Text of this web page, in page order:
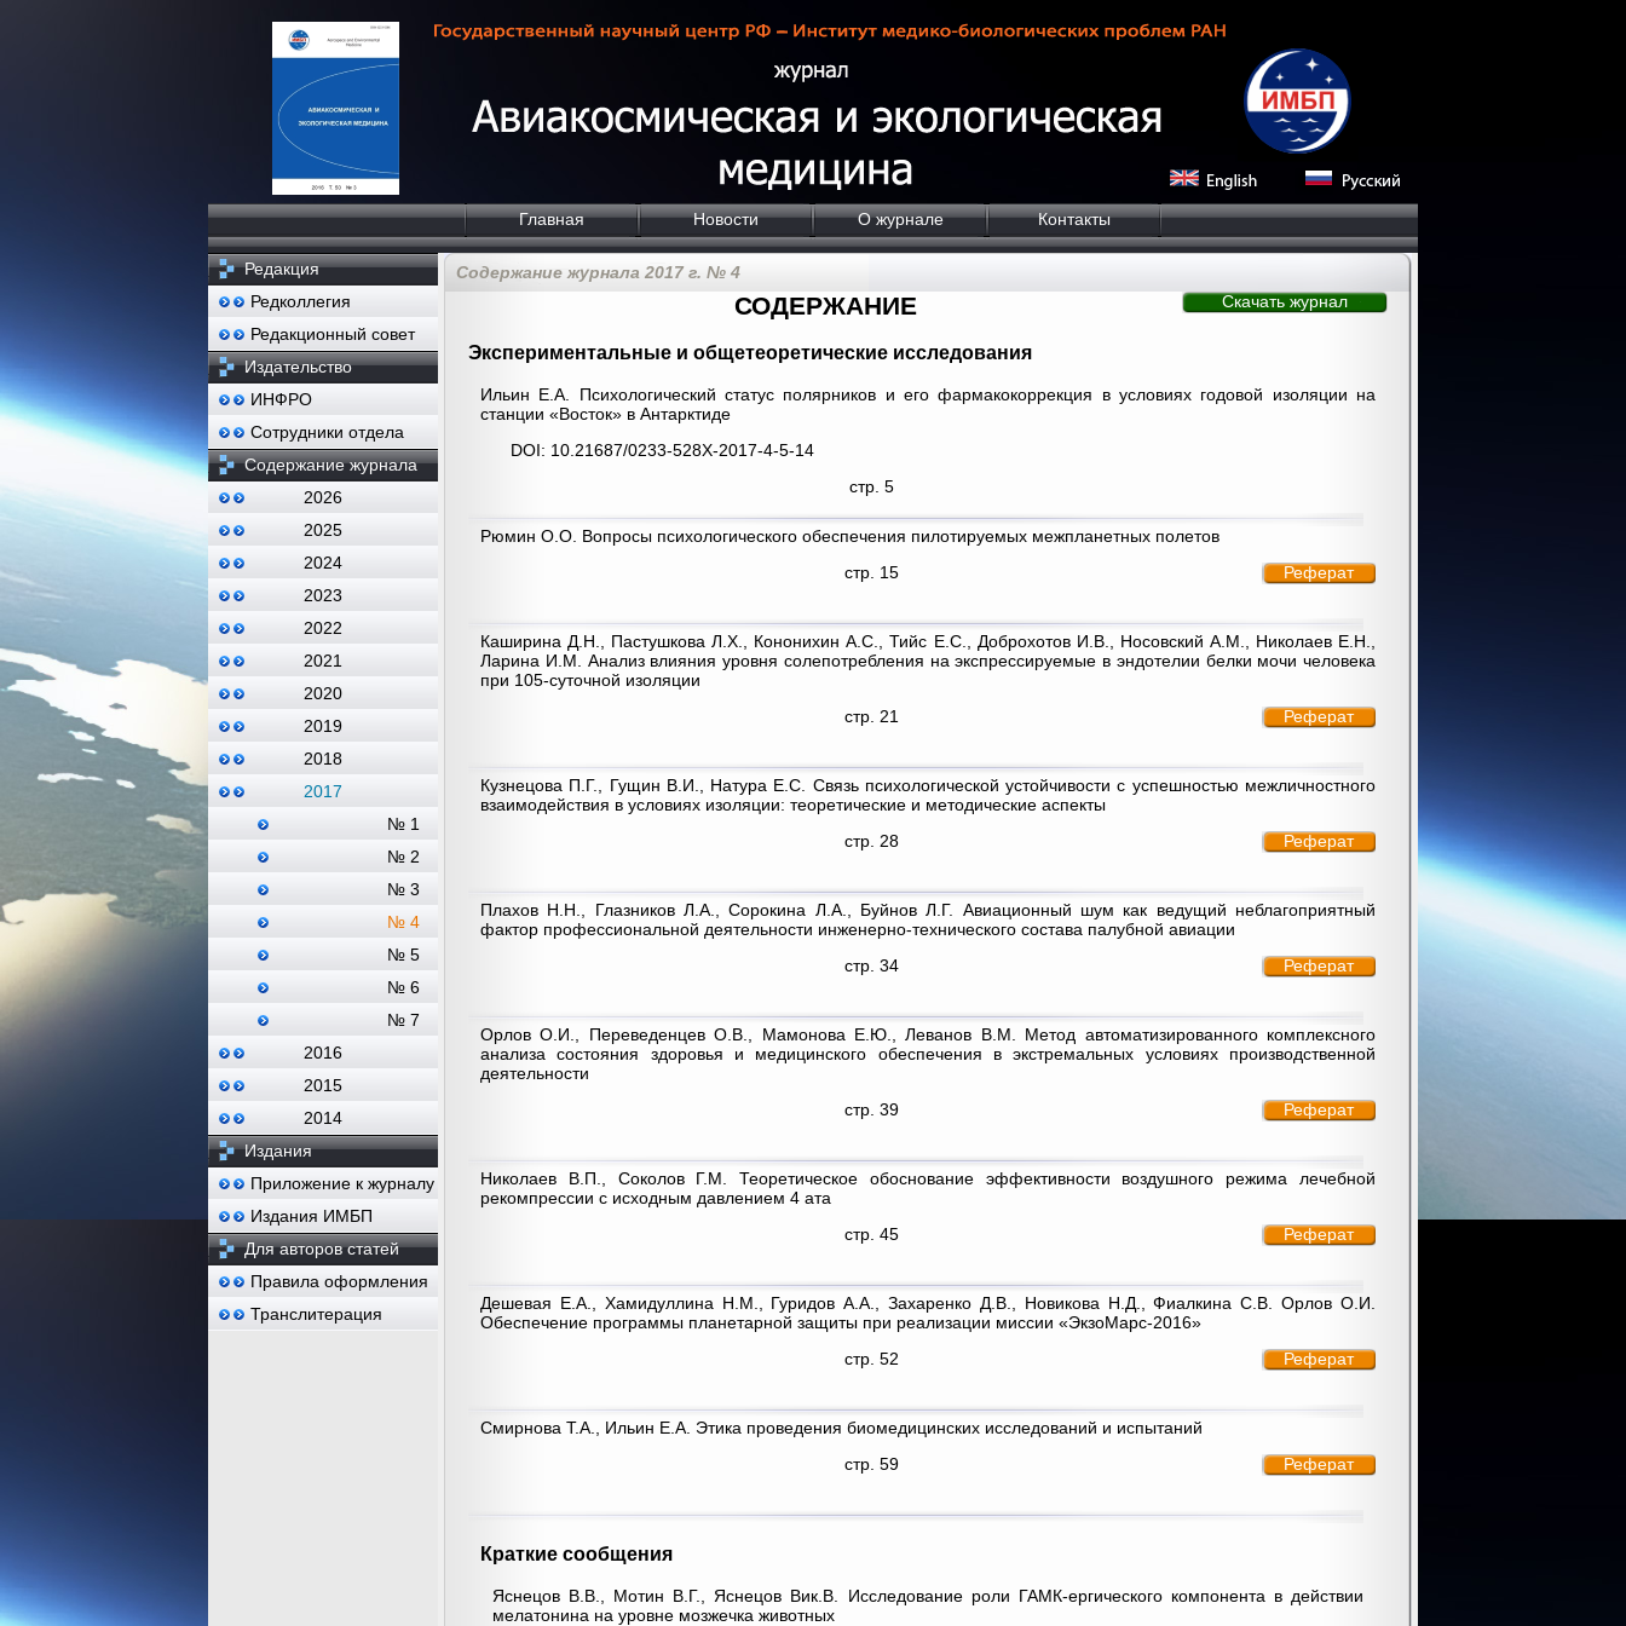
Главная Новости О журнале Контакты
Редакция
Редколлегия
Редакционный совет
Издательство
ИНФРО
Сотрудники отдела
Содержание журнала
2026
2025
2024
2023
2022
2021
2020
2019
2018
2017
№ 1
№ 2
№ 3
№ 4
№ 5
№ 6
№ 7
2016
2015
2014
Издания
Приложение к журналу
Издания ИМБП
Для авторов статей
Правила оформления
Транслитерация
Содержание журнала 2017 г. № 4
Скачать журнал
СОДЕРЖАНИЕ
Экспериментальные и общетеоретические исследования
Ильин Е.А. Психологический статус полярников и его фармакокоррекция в условиях годовой изоляции на
станции «Восток» в Антарктиде
DOI: 10.21687/0233-528X-2017-4-5-14
стр. 5
Рюмин О.О. Вопросы психологического обеспечения пилотируемых межпланетных полетов
Реферат
стр. 15
Каширина Д.Н., Пастушкова Л.Х., Кононихин А.С., Тийс Е.С., Доброхотов И.В., Носовский А.М., Николаев Е.Н.,
Ларина И.М. Анализ влияния уровня солепотребления на экспрессируемые в эндотелии белки мочи человека
при 105-суточной изоляции
Реферат
стр. 21
Кузнецова П.Г., Гущин В.И., Натура Е.С. Связь психологической устойчивости с успешностью межличностного
взаимодействия в условиях изоляции: теоретические и методические аспекты
Реферат
стр. 28
Плахов Н.Н., Глазников Л.А., Сорокина Л.А., Буйнов Л.Г. Авиационный шум как ведущий неблагоприятный
фактор профессиональной деятельности инженерно-технического состава палубной авиации
Реферат
стр. 34
Орлов О.И., Переведенцев О.В., Мамонова Е.Ю., Леванов В.М. Метод автоматизированного комплексного
анализа состояния здоровья и медицинского обеспечения в экстремальных условиях производственной
деятельности
Реферат
стр. 39
Николаев В.П., Соколов Г.М. Теоретическое обоснование эффективности воздушного режима лечебной
рекомпрессии с исходным давлением 4 ата
Реферат
стр. 45
Дешевая Е.А., Хамидуллина Н.М., Гуридов А.А., Захаренко Д.В., Новикова Н.Д., Фиалкина С.В. Орлов О.И.
Обеспечение программы планетарной защиты при реализации миссии «ЭкзоМарс-2016»
Реферат
стр. 52
Смирнова Т.А., Ильин Е.А. Этика проведения биомедицинских исследований и испытаний
Реферат
стр. 59
Краткие сообщения
Яснецов В.В., Мотин В.Г., Яснецов Вик.В. Исследование роли ГАМК-ергического компонента в действии
мелатонина на уровне мозжечка животных